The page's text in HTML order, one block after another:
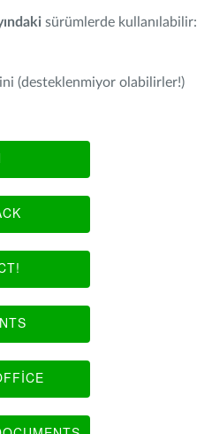
sürümlerde kullanılabilir:
(desteklenmiyor olabilirler!)